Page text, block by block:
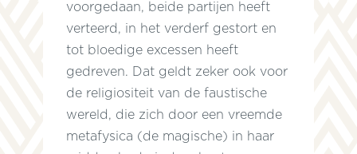
voorgedaan, beide partijen heeft
verteerd, in het verderf gestort en
tot bloedige excessen heeft
gedreven. Dat geldt zeker ook voor
de religiositeit van de faustische
wereld, die zich door een vreemde
metafysica (de magische) in haar